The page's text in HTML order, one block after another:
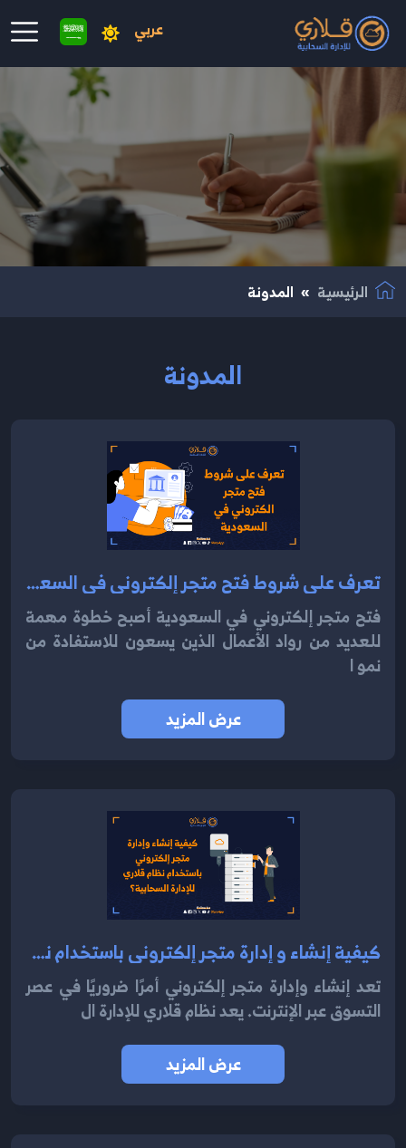
عربي
انتقال إلى المحتوى الرئيسي
الرئيسية المدونة
المدونة
تعرف على شروط فتح متجر إلكتروني في السعودية 2024
فتح متجر إلكتروني في السعودية أصبح خطوة مهمة
للعديد من رواد الأعمال الذين يسعون للاستفادة من
نمو ا
عرض المزيد
كيفية إنشاء و إدارة متجر إلكتروني باستخدام نظام قلاري للإدارة السحابية 2024؟
تعد إنشاء وإدارة متجر إلكتروني أمرًا ضروريًا في عصر
التسوق عبر الإنترنت. يعد نظام قلاري للإدارة ال
عرض المزيد